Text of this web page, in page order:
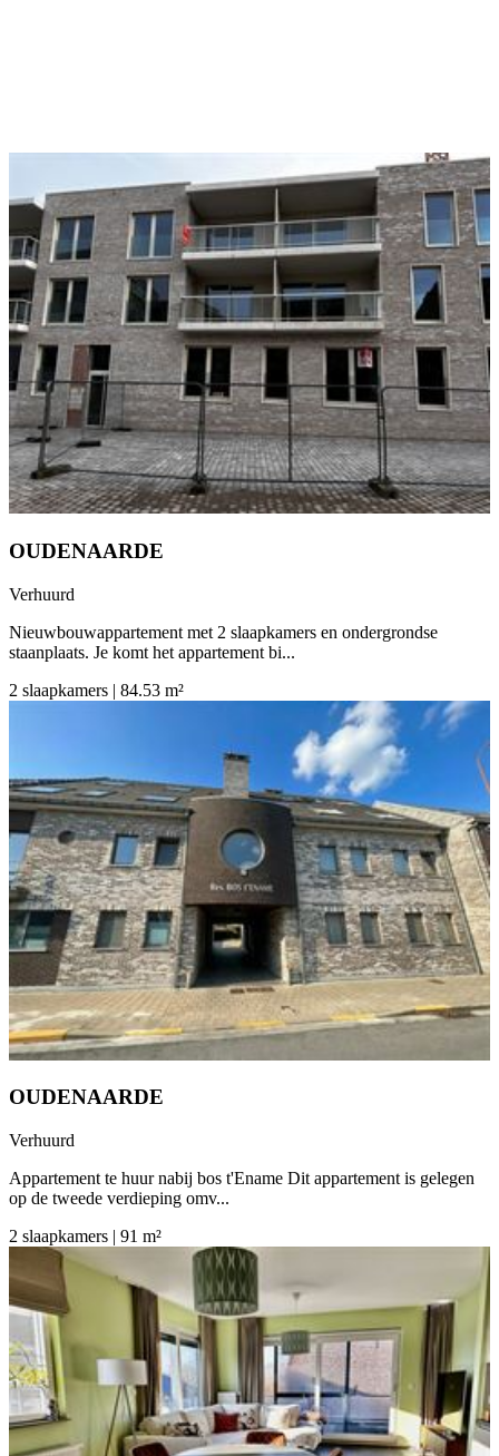
OUDENAARDE
Verhuurd
Nieuwbouwappartement met 2 slaapkamers en ondergrondse
staanplaats. Je komt het appartement bi...
2 slaapkamers | 84.53 m²
OUDENAARDE
Verhuurd
Appartement te huur nabij bos t'Ename Dit appartement is gelegen
op de tweede verdieping omv...
2 slaapkamers | 91 m²